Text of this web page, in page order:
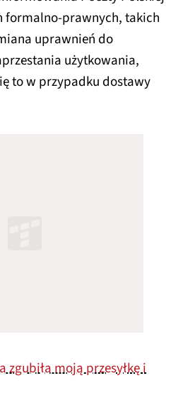
formalno-prawnych, takich
uprawnień do
użytkowania,
to w przypadku dostawy
zgubiła moją przesyłkę i